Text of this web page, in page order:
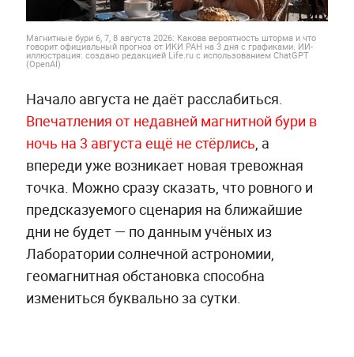
Магнитные бури 6, 7, 8 августа 2026: Какова вероятность шторма и что
говорит официальный прогноз от ИКИ РАН на 3 дня с графиками. ИИ-
иллюстрация: создано редакцией Life.ru с использованием ChatGPT
(OpenAI)
Начало августа не даёт расслабиться.
Впечатления от недавней магнитной бури в
ночь на 3 августа ещё не стёрлись, а
впереди уже возникает новая тревожная
точка. Можно сразу сказать, что ровного и
предсказуемого сценария на ближайшие
дни не будет — по данным учёных из
Лаборатории солнечной астрономии,
геомагнитная обстановка способна
измениться буквально за сутки.